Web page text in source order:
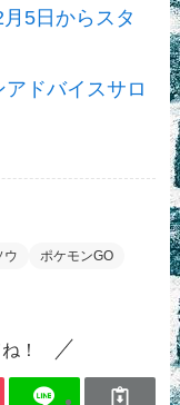
5日からスタ
ドバイスサロ
ウ
ポケモンGO
！